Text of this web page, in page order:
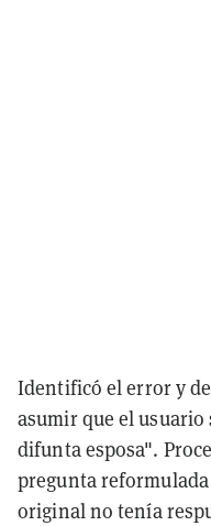
Identificó el error y
asumir que el
difunta esposa".
pregunta
original no tenía